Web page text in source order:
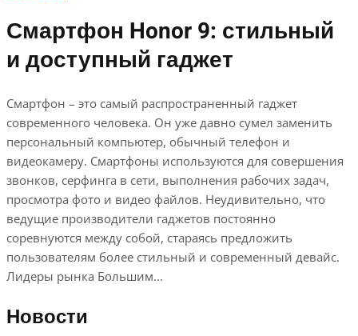
Смартфон Honor 9: стильный
и доступный гаджет
Смартфон – это самый распространенный гаджет
современного человека. Он уже давно сумел заменить
персональный компьютер, обычный телефон и
видеокамеру. Смартфоны используются для совершения
звонков, серфинга в сети, выполнения рабочих задач,
просмотра фото и видео файлов. Неудивительно, что
ведущие производители гаджетов постоянно
соревнуются между собой, стараясь предложить
пользователям более стильный и современный девайс.
Лидеры рынка Большим...
Новости